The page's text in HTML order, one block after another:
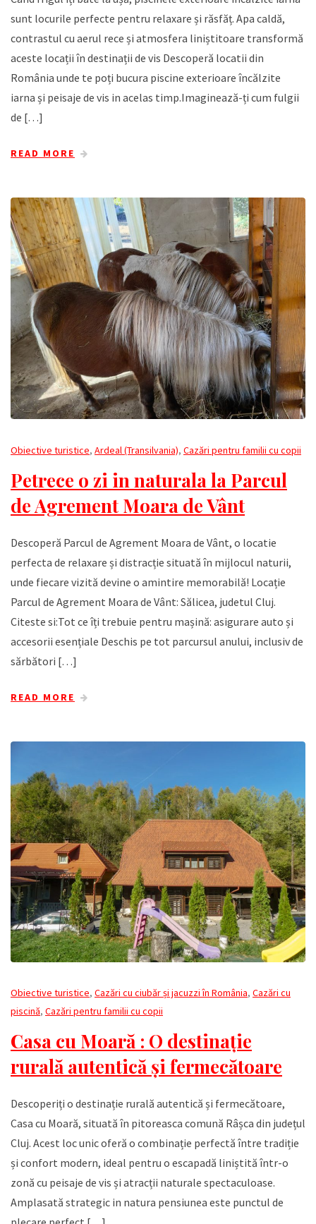
sunt locurile perfecte pentru relaxare și răsfăț. Apa caldă,
contrastul cu aerul rece și atmosfera liniștitoare transformă
aceste locații în destinații de vis Descoperă locatii din
România unde te poți bucura piscine exterioare încălzite
iarna și peisaje de vis in acelas timp.Imaginează-ți cum fulgii
de […]
READ MORE
Obiective turistice, Ardeal (Transilvania), Cazări pentru familii cu copii
Petrece o zi in naturala la Parcul
de Agrement Moara de Vânt
Descoperă Parcul de Agrement Moara de Vânt, o locatie
perfecta de relaxare și distracție situată în mijlocul naturii,
unde fiecare vizită devine o amintire memorabilă! Locație
Parcul de Agrement Moara de Vânt: Sălicea, judetul Cluj.
Citeste si:Tot ce îți trebuie pentru mașină: asigurare auto și
accesorii esențiale Deschis pe tot parcursul anului, inclusiv de
sărbători […]
READ MORE
Obiective turistice, Cazări cu ciubăr și jacuzzi în România, Cazări cu
piscină, Cazări pentru familii cu copii
Casa cu Moară : O destinație
rurală autentică și fermecătoare
Descoperiți o destinație rurală autentică și fermecătoare,
Casa cu Moară, situată în pitoreasca comună Râșca din județul
Cluj. Acest loc unic oferă o combinație perfectă între tradiție
și confort modern, ideal pentru o escapadă liniștită într-o
zonă cu peisaje de vis și atracții naturale spectaculoase.
Amplasată strategic in natura pensiunea este punctul de